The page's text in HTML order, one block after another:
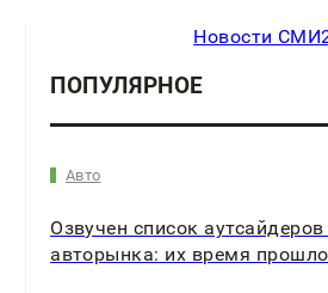
Новости
ПОПУЛЯРНОЕ
Авто
Озвучен список
авторынка: их время прошло